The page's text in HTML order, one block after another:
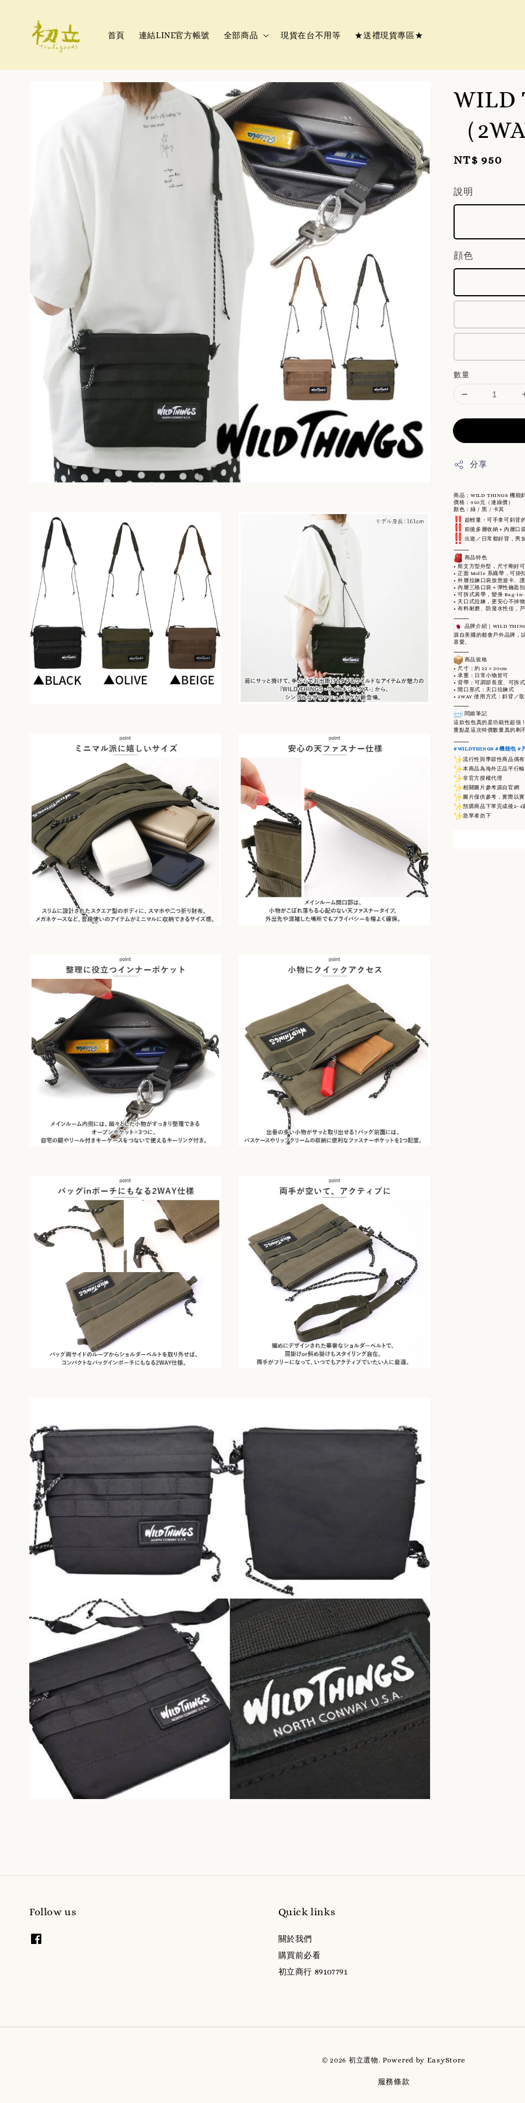
首頁 連結LINE官方帳號 全部商品 現貨在台不用等 ★送禮現貨專區★
WILD
（
Regular
NT$ 950
說明
顔色
數量
分享
商品：WILD THINGS 機能
價格：950元（連線價）
顏色：綠 / 黑 / 卡其
超輕量・可手拿可斜背
前後多層收納＋內層口
出遊／日常都好背，男
⸻
商品特色
• 斯文方型外型，尺寸剛好
• 正面 Molle 系織帶，可掛
• 外層拉鍊口袋放悠遊卡、
• 內層三格口袋＋彈性鑰匙
• 可拆式肩帶，變身 Bag-
• 天口式拉鍊，更安心不掉物
• 布料耐磨、防潑水性佳，
⸻
品牌介紹｜WILD
源自美國的都會戶外品牌，
喜愛。
⸻
商品規格
• 尺寸：約 22 × 20cm
• 承重：日常小物皆可
• 背帶：可調節長度、可拆式
• 開口形式：天口拉鍊式
• 2WAY 使用方式：斜背／
⸻
闆娘筆記
這款包包真的是功能性超強
重點是這次特價數量真的剩
⸻
#WILDTHINGS #機能包 #
流行性與季節性商品偶
本商品為海外正品平行輸
非官方授權代理
相關圖片參考源自官網
圖片僅供參考，實際以
預購商品下單完成後2–4
急單者勿下
Follow us Quick links
關於我們
購買前必看
初立商行 89107791
© 2026 初立選物. Powered by EasyStore
服務條款